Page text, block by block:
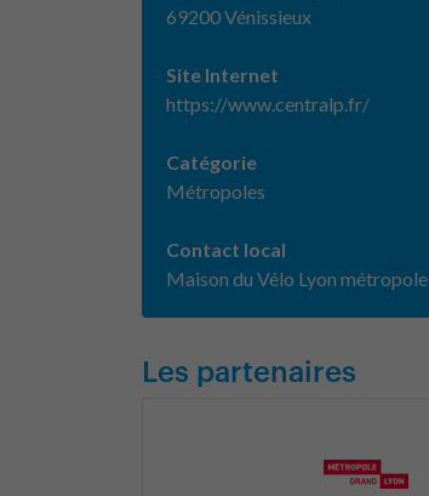
69200 Vénissieux
Site Internet
https://www.centralp.fr/
Catégorie
Métropoles
Contact local
Maison du Vélo Lyon métropole
Les partenaires